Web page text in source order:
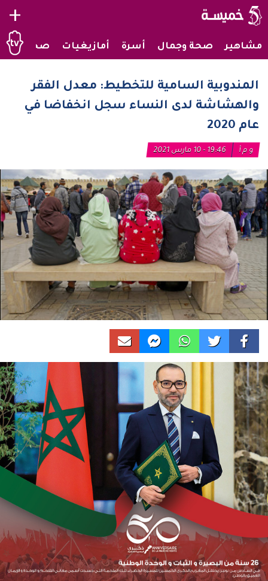
+
مشاهير صحة وجمال أسرة أمازيغيات صحراويات
المندوبية السامية للتخطيط: معدل الفقر
والهشاشة لدى النساء سجل انخفاضا في
عام 2020
و م أ 19:46 - 10 مارس 2021